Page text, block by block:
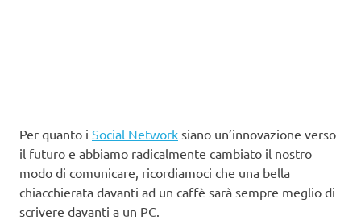
Per quanto i Social Network siano un’innovazione verso
il futuro e abbiamo radicalmente cambiato il nostro
modo di comunicare, ricordiamoci che una bella
chiacchierata davanti ad un caffè sarà sempre meglio di
scrivere davanti a un PC.